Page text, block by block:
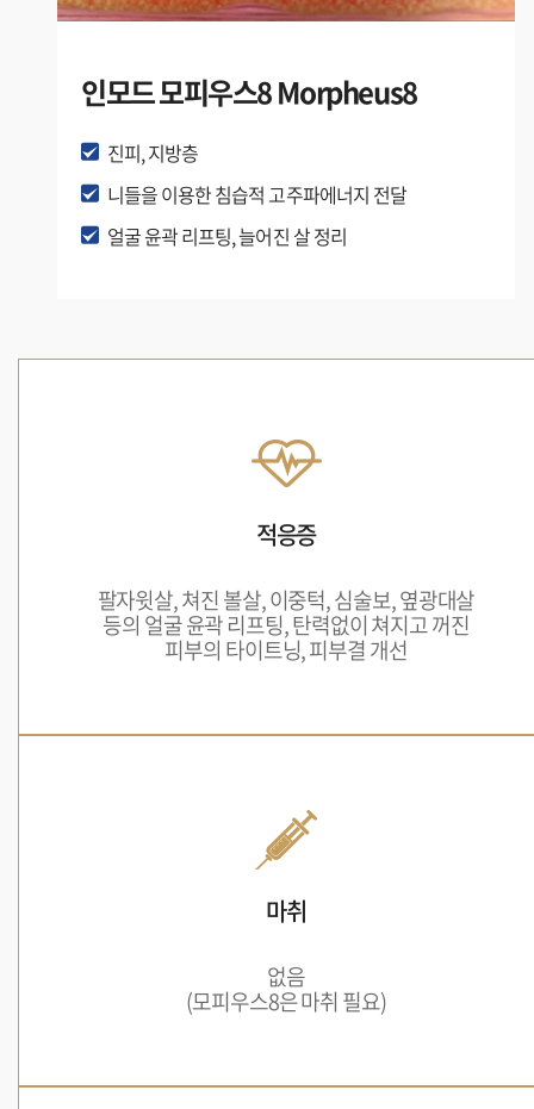
인모드 모피우스8 Morpheus8
진피, 지방층
니들을 이용한 침습적 고주파에너지 전달
얼굴 윤곽 리프팅, 늘어진 살 정리
적응증
팔자윗살, 쳐진 볼살, 이중턱, 심술보, 옆광대살
등의 얼굴 윤곽 리프팅, 탄력없이 쳐지고 꺼진
피부의 타이트닝, 피부결 개선
마취
없음
(모피우스8은 마취 필요)